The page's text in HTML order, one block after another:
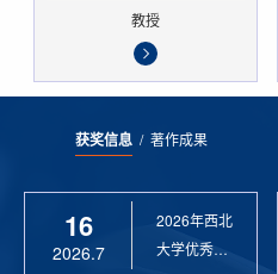
教授
获奖信息/ 著作成果
16
2026.7
2026年西北
大学优秀硕